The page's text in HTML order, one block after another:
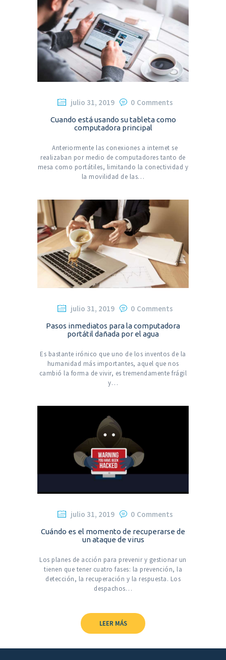
julio 31, 2019 0 Comments
Cuando está usando su tableta como
computadora principal
Anteriormente las conexiones a internet se
realizaban por medio de computadores tanto de
mesa como portátiles, limitando la conectividad y
la movilidad de las…
julio 31, 2019 0 Comments
Pasos inmediatos para la computadora
portátil dañada por el agua
Es bastante irónico que uno de los inventos de la
humanidad más importantes, aquel que nos
cambió la forma de vivir, es tremendamente frágil
y…
julio 31, 2019 0 Comments
Cuándo es el momento de recuperarse de
un ataque de virus
Los planes de acción para prevenir y gestionar un
tienen que tener cuatro fases: la prevención, la
detección, la recuperación y la respuesta. Los
despachos…
LEER MÁS